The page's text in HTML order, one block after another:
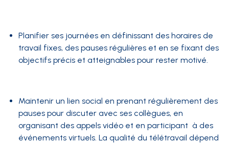
Planifier ses journées en définissant des horaires de
travail fixes, des pauses régulières et en se fixant des
objectifs précis et atteignables pour rester motivé.
Maintenir un lien social en prenant régulièrement des
pauses pour discuter avec ses collègues, en
organisant des appels vidéo et en participant à des
événements virtuels. La qualité du télétravail dépend